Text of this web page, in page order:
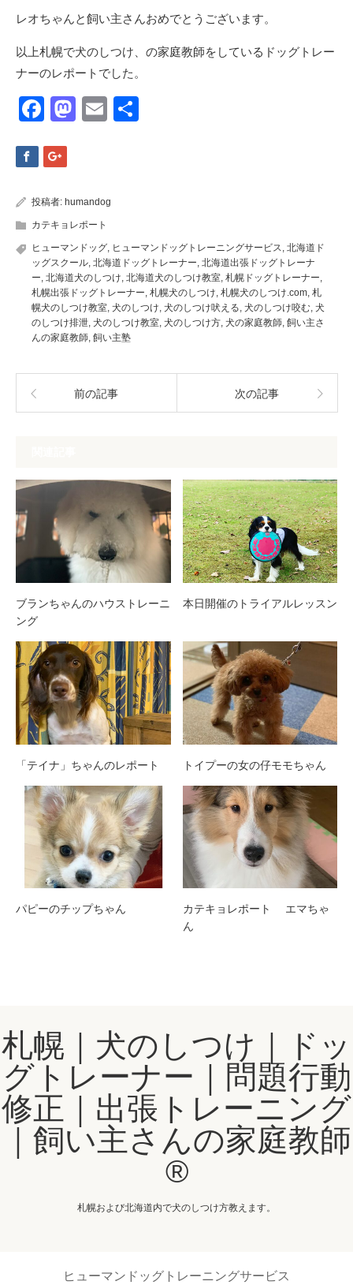
レオちゃんと飼い主さんおめでとうございます。
以上札幌で犬のしつけ、の家庭教師をしているドッグトレー
ナーのレポートでした。
Facebook
Mastodon
Email
投稿者: humandog
カテキョレポート
ヒューマンドッグ ヒューマンドッグトレーニングサービス 北海道ド
ッグスクール 北海道ドッグトレーナー 北海道出張ドッグトレーナ
ー 北海道犬のしつけ 北海道犬のしつけ教室 札幌ドッグトレーナー
札幌出張ドッグトレーナー 札幌犬のしつけ 札幌犬のしつけ.com 札
幌犬のしつけ教室 犬のしつけ 犬のしつけ吠える 犬のしつけ咬む 犬
のしつけ排泄 犬のしつけ教室 犬のしつけ方 犬の家庭教師 飼い主さ
んの家庭教師 飼い主塾
前の記事 次の記事
ブランちゃんのハウストレーニ
ング
本日開催のトライアルレッスン
「テイナ」ちゃんのレポート トイプーの女の仔モモちゃん
パピーのチップちゃん
カテキョレポート エマちゃ
ん
札幌｜犬のしつけ｜ドッ
グトレーナー｜問題行動
修正｜出張トレーニング
｜飼い主さんの家庭教師
®️
札幌および北海道内で犬のしつけ方教えます。
ヒューマンドッグトレーニングサービス